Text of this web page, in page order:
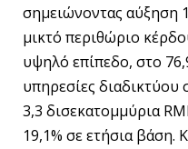
σημειώνοντας αύξηση
μικτό περιθώριο
υψηλό επίπεδο, στο
υπηρεσίες διαδικτύου
3,3 δισεκατομμύρια
19,1% σε ετήσια